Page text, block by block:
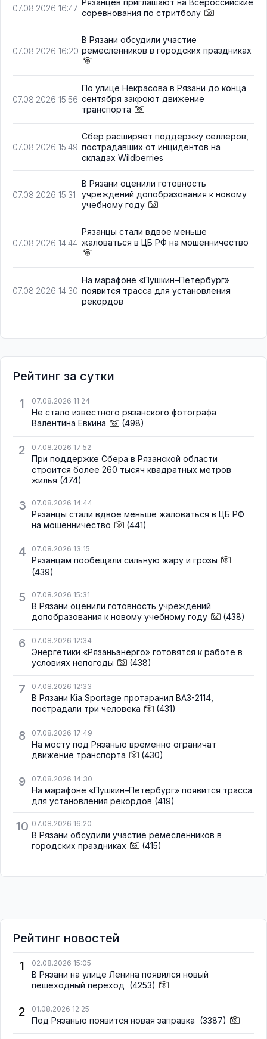
07.08.2026 16:47 соревнования по стритболу
07.08.2026 16:20
В Рязани обсудили участие
ремесленников в городских праздниках
07.08.2026 15:56
По улице Некрасова в Рязани до конца
сентября закроют движение
транспорта
07.08.2026 15:49
Сбер расширяет поддержку селлеров,
пострадавших от инцидентов на
складах Wildberries
07.08.2026 15:31
В Рязани оценили готовность
учреждений допобразования к новому
учебному году
07.08.2026 14:44
Рязанцы стали вдвое меньше
жаловаться в ЦБ РФ на мошенничество
07.08.2026 14:30
На марафоне «Пушкин–Петербург»
появится трасса для установления
рекордов
Рейтинг за сутки
1
07.08.2026 11:24
Не стало известного рязанского фотографа
Валентина Евкина
(498)
2 07.08.2026 17:52
При поддержке Сбера в Рязанской области
строится более 260 тысяч квадратных метров
жилья (474)
3 07.08.2026 14:44
Рязанцы стали вдвое меньше жаловаться в ЦБ РФ
на мошенничество
(441)
4 07.08.2026 13:15
Рязанцам пообещали сильную жару и грозы
(439)
5 07.08.2026 15:31
В Рязани оценили готовность учреждений
допобразования к новому учебному году
(438)
6 07.08.2026 12:34
Энергетики «Рязаньэнерго» готовятся к работе в
условиях непогоды
(438)
7 07.08.2026 12:33
В Рязани Kia Sportage протаранил ВАЗ-2114,
пострадали три человека
(431)
8 07.08.2026 17:49
На мосту под Рязанью временно ограничат
движение транспорта
(430)
9 07.08.2026 14:30
На марафоне «Пушкин–Петербург» появится трасса
для установления рекордов (419)
10 07.08.2026 16:20
В Рязани обсудили участие ремесленников в
городских праздниках
(415)
Рейтинг новостей
1
02.08.2026 15:05
В Рязани на улице Ленина появился новый
пешеходный переход (4253)
2 01.08.2026 12:25
Под Рязанью появится новая заправка (3387)